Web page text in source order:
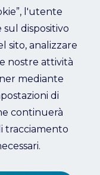
l'utente
dispositivo
sito, analizzare
nostre attività
mediante
di
continuerà
tracciamento